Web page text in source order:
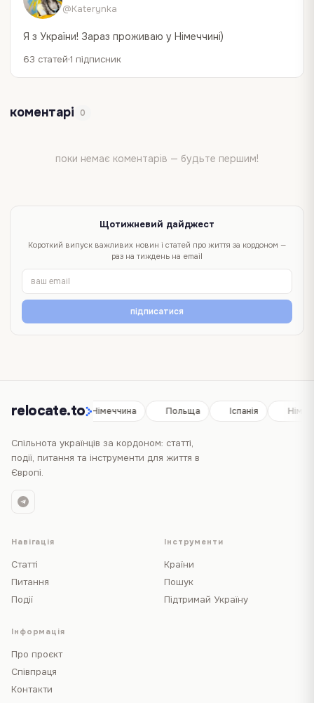
@Katerynka
Я з України! Зараз проживаю у Німеччині)
63 статей 1 підписник
коментарі 0
поки немає коментарів — будьте першим!
Щотижневий дайджест
Короткий випуск важливих новин і статей про життя за кордоном —
раз на тиждень на email
підписатися
relocate.to
Іспанія Німеччина Польща Іспанія
Спільнота українців за кордоном: статті,
події, питання та інструменти для життя в
Європі.
Навігація
Статті
Питання
Події
Інструменти
Країни
Пошук
Підтримай Україну
Інформація
Про проєкт
Співпраця
Контакти